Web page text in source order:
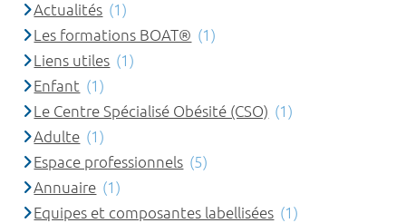
Actualités (1)
Les formations BOAT® (1)
Liens utiles (1)
Enfant (1)
Le Centre Spécialisé Obésité (CSO) (1)
Adulte (1)
Espace professionnels (5)
Annuaire (1)
Equipes et composantes labellisées (1)